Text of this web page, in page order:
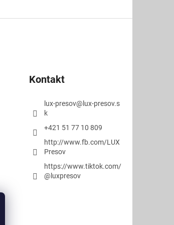
Kontakt
lux-presov@lux-presov.s
k
+421 51 77 10 809
http://www.fb.com/LUX
Presov
https://www.tiktok.com/
@luxpresov